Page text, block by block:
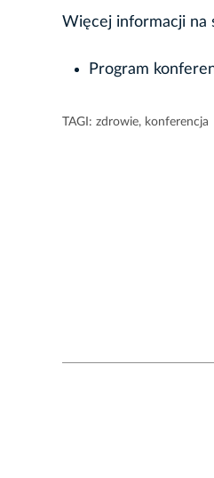
Więcej informacji
Program
TAGI: zdrowie, konferencja